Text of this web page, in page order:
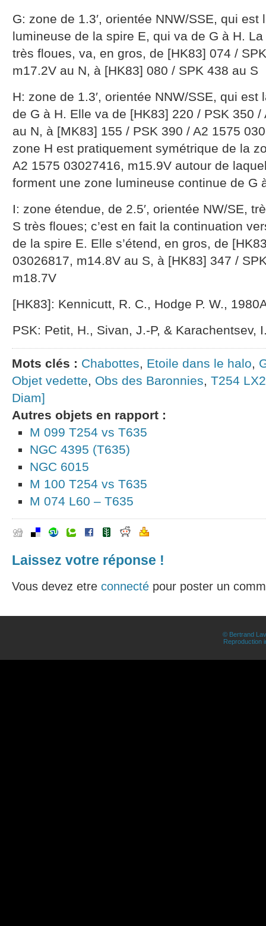
G: zone de 1.3′, orientée NNW/SSE, qui
lumineuse de la spire E, qui va de G à H.
très floues, va, en gros, de [HK83] 074 /
m17.2V au N, à [HK83] 080 / SPK 438 au S
H: zone de 1.3′, orientée NNW/SSE, qui
de G à H. Elle va de [HK83] 220 / PSK 350
au N, à [MK83] 155 / PSK 390 / A2 1575
zone H est pratiquement symétrique de la
A2 1575 03027416, m15.9V autour de
forment une zone lumineuse continue de G
I: zone étendue, de 2.5′, orientée NW/SE,
S très floues; c’est en fait la continuation
de la spire E. Elle s’étend, en gros, de
03026817, m14.8V au S, à [HK83] 347 /
m18.7V
[HK83]: Kennicutt, R. C., Hodge P. W.,
PSK: Petit, H., Sivan, J.-P, & Karachentsev,
Mots clés : Chabottes, Etoile dans le halo,
Objet vedette, Obs des Baronnies, T254
Diam]
Autres objets en rapport :
M 099 T254 vs T635
NGC 4395 (T635)
NGC 6015
M 100 T254 vs T635
M 074 L60 – T635
Laissez votre réponse !
Vous devez etre connecté pour poster un
© Bertrand
Reproduction